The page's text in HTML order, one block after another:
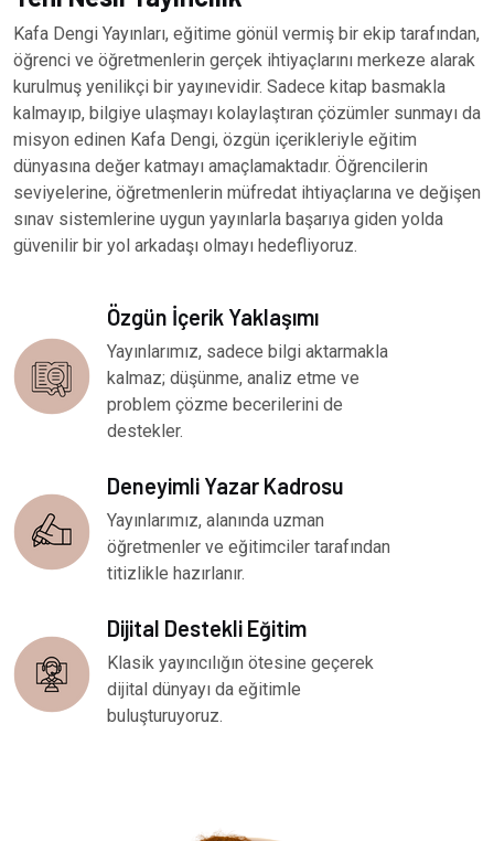
Kafa Dengi Yayınları, eğitime gönül vermiş bir ekip tarafından,
öğrenci ve öğretmenlerin gerçek ihtiyaçlarını merkeze alarak
kurulmuş yenilikçi bir yayınevidir. Sadece kitap basmakla
kalmayıp, bilgiye ulaşmayı kolaylaştıran çözümler sunmayı da
misyon edinen Kafa Dengi, özgün içerikleriyle eğitim
dünyasına değer katmayı amaçlamaktadır. Öğrencilerin
seviyelerine, öğretmenlerin müfredat ihtiyaçlarına ve değişen
sınav sistemlerine uygun yayınlarla başarıya giden yolda
güvenilir bir yol arkadaşı olmayı hedefliyoruz.
Özgün İçerik Yaklaşımı
Yayınlarımız, sadece bilgi aktarmakla
kalmaz; düşünme, analiz etme ve
problem çözme becerilerini de
destekler.
Deneyimli Yazar Kadrosu
Yayınlarımız, alanında uzman
öğretmenler ve eğitimciler tarafından
titizlikle hazırlanır.
Dijital Destekli Eğitim
Klasik yayıncılığın ötesine geçerek
dijital dünyayı da eğitimle
buluşturuyoruz.